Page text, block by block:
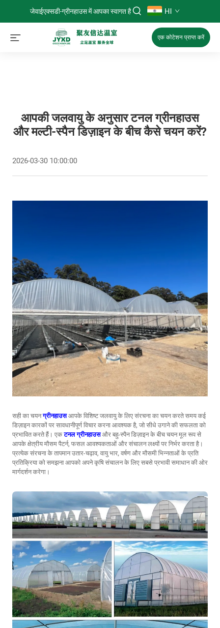
जेवाईएक्सडी-ग्रीनहाउस में आपका स्वागत है HI
एक कोटेशन प्राप्त करें
आपकी जलवायु के अनुसार टनल ग्रीनहाउस
और मल्टी-स्पैन डिज़ाइन के बीच कैसे चयन करें?
2026-03-30 10:00:00
सही का चयनग्रीनहाउसआपके विशिष्ट जलवायु के लिए संरचना का चयन करते समय कई
डिज़ाइन कारकों पर सावधानीपूर्ण विचार करना आवश्यक है, जो सीधे उगाने की सफलता को
प्रभावित करते हैं। एकटनल ग्रीनहाउसऔर बहु-स्पैन डिज़ाइन के बीच चयन मूल रूप से
आपके क्षेत्रीय मौसम पैटर्न, फसल आवश्यकताओं और संचालन लक्ष्यों पर निर्भर करता है।
प्रत्येक संरचना के तापमान उतार-चढ़ाव, वायु भार, वर्षण और मौसमी भिन्नताओं के प्रति
प्रतिक्रिया को समझना आपको अपने कृषि संचालन के लिए सबसे प्रभावी समाधान की ओर
मार्गदर्शन करेगा।